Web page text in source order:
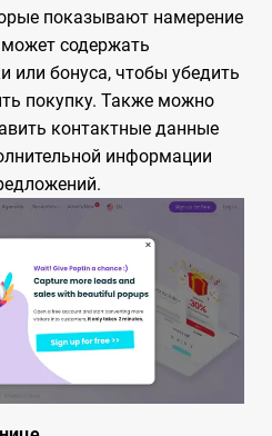
показывают намерение
содержать
или бонуса, чтобы убедить
покупку. Также можно
контактные данные
информации